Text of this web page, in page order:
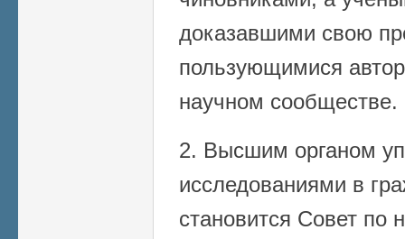
доказавшими свою
пользующимися
научном сообществе.
2. Высшим органом
исследованиями в
становится Совет по